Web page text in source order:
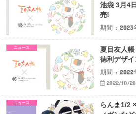
池袋 3月4
売!
期間 : 2023
ニュース
夏目友人
徳利デザ
期間 : 2022
2022/10/28
ニュース
らんま1/2